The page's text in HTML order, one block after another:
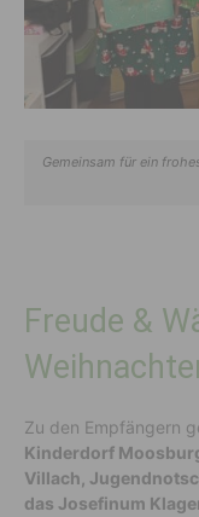
Gemeinsam für ein
Freude &
Zu den Empfängern
Kinderdorf
Villach,
das Josefinum